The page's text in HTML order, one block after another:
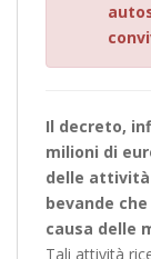
Il decreto,
milioni di
delle
bevande
causa delle
Tali attività